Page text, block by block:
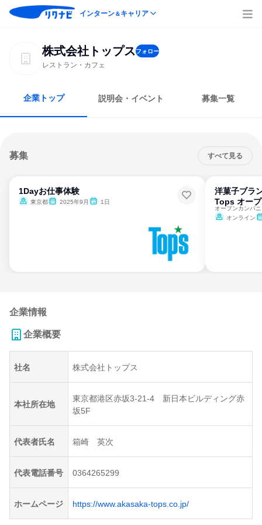
インターン＆キャリア
株式会社トップスフォロー
レストラン・カフェ
企業トップ 説明会・イベント 募集一覧
募集 すべて見る
1Dayお仕事体験
東京都 2025年9月 1日
洋菓子ブラ
Tops オー
オンライン
企業情報
企業概要
社名 株式会社トップス
本社所在地
東京都港区赤坂3-21-4 新日本ビルディング赤
坂5F
代表者氏名 箱崎 英次
代表電話番号 0364265299
ホームページ https://www.akasaka-tops.co.jp/